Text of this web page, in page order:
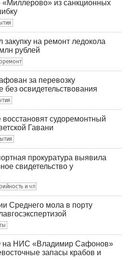
«Миллерово» из санкционных
закупку на ремонт ледокола
рублей
за перевозку
без освидетельствования
судоремонтный
Гавани
прокуратура выявила
свидетельство у
и чп
Среднего мола в порту
НИС «Владимир Сафонов»
запасы крабов и